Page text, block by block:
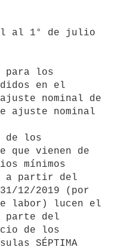
en el
nominal de
ajuste nominal
que vienen de
mínimos
a partir del
12/2019 (por
labor) lucen el
parte del
de los
SÉPTIMA